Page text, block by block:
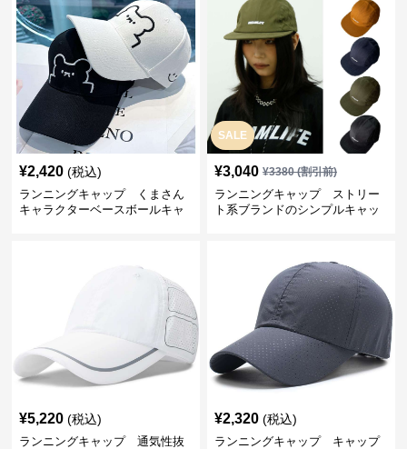
¥2,420 (税込)
ランニングキャップ くまさん
キャラクターベースボールキャ
SALE
¥3,040 ¥3380(割引前)
ランニングキャップ ストリー
ト系ブランドのシンプルキャッ
¥5,220 (税込)
ランニングキャップ 通気性抜
¥2,320 (税込)
ランニングキャップ キャップ